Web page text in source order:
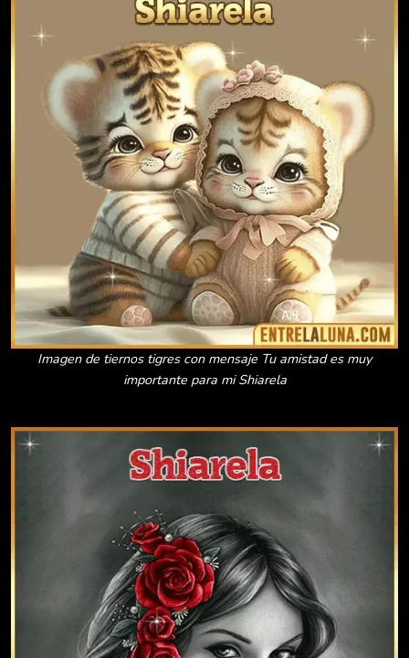
Imagen de tiernos tigres con mensaje Tu amistad es muy
importante para mi Shiarela